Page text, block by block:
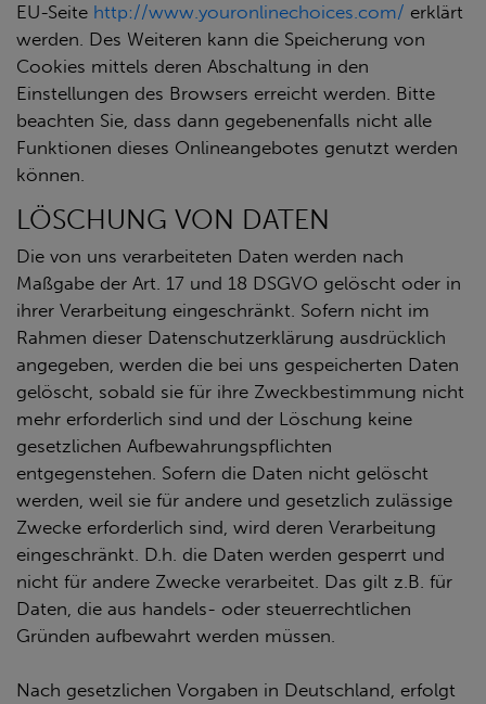
EU-Seite http://www.youronlinechoices.com/ erklärt
werden. Des Weiteren kann die Speicherung von
Cookies mittels deren Abschaltung in den
Einstellungen des Browsers erreicht werden. Bitte
beachten Sie, dass dann gegebenenfalls nicht alle
Funktionen dieses Onlineangebotes genutzt werden
können.
LÖSCHUNG VON DATEN
Die von uns verarbeiteten Daten werden nach
Maßgabe der Art. 17 und 18 DSGVO gelöscht oder in
ihrer Verarbeitung eingeschränkt. Sofern nicht im
Rahmen dieser Datenschutzerklärung ausdrücklich
angegeben, werden die bei uns gespeicherten Daten
gelöscht, sobald sie für ihre Zweckbestimmung nicht
mehr erforderlich sind und der Löschung keine
gesetzlichen Aufbewahrungspflichten
entgegenstehen. Sofern die Daten nicht gelöscht
werden, weil sie für andere und gesetzlich zulässige
Zwecke erforderlich sind, wird deren Verarbeitung
eingeschränkt. D.h. die Daten werden gesperrt und
nicht für andere Zwecke verarbeitet. Das gilt z.B. für
Daten, die aus handels- oder steuerrechtlichen
Gründen aufbewahrt werden müssen.
Nach gesetzlichen Vorgaben in Deutschland, erfolgt